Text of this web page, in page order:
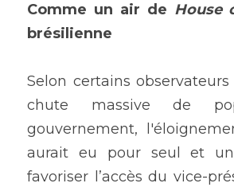
Comme un air de House
brésilienne
Selon certains observateurs
chute massive de
gouvernement,
aurait eu pour seul et
favoriser l’accès du vice-